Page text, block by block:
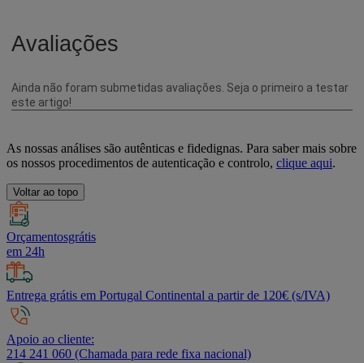
As nossas análises são autênticas e fidedignas. Para saber mais sobre
os nossos procedimentos de autenticação e controlo, clique aqui.
Voltar ao topo
Orçamentosgrátis
em 24h
Entrega grátis em Portugal Continental a partir de 120€ (s/IVA)
Apoio ao cliente:
214 241 060 (Chamada para rede fixa nacional)